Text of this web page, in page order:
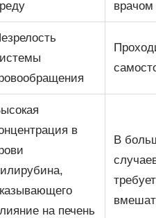
врачом
в
на печень
В
требует